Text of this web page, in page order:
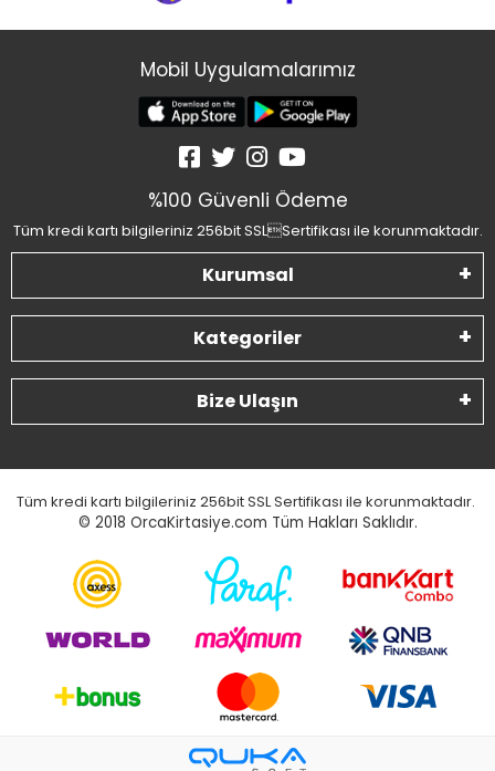
Mobil Uygulamalarımız
%100 Güvenli Ödeme
Tüm kredi kartı bilgileriniz 256bit SSLSertifikası ile korunmaktadır.
Kurumsal
Kategoriler
Bize Ulaşın
Tüm kredi kartı bilgileriniz 256bit SSL Sertifikası ile korunmaktadır.
© 2018 OrcaKirtasiye.com Tüm Hakları Saklıdır.